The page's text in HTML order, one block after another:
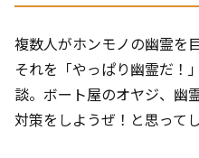
複数人がホンモノの幽霊を
それを「やっぱり幽霊だ！
談。ボート屋のオヤジ、幽
対策をしようぜ！と思って